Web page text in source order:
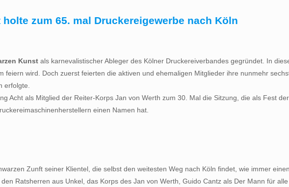
holte zum 65. mal Druckereigewerbe nach Köln
Kunst als karnevalistischer Ableger des Kölner Druckereiverbandes gegründet. In
feiern wird. Doch zuerst feierten die aktiven und ehemaligen Mitglieder ihre nunmehr
erfolgte.
Acht als Mitglied der Reiter-Korps Jan von Werth zum 30. Mal die Sitzung, die als Fest
einen Namen hat.
Zunft seiner Klientel, die selbst den weitesten Weg nach Köln findet, wie immer
Ratsherren aus Unkel, das Korps des Jan von Werth, Guido Cantz als Der Mann für alle